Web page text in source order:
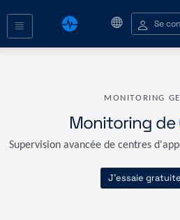
Se
MONITORING
Monitoring de
Supervision avancée de centres
J'essaie